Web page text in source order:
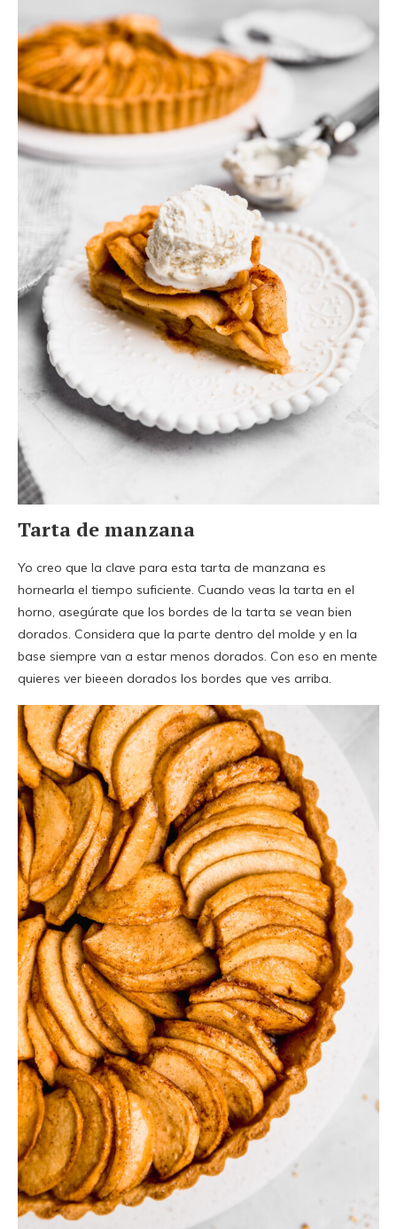
Tarta de manzana
Yo creo que la clave para esta tarta de manzana es
hornearla el tiempo suficiente. Cuando veas la tarta en el
horno, asegúrate que los bordes de la tarta se vean bien
dorados. Considera que la parte dentro del molde y en la
base siempre van a estar menos dorados. Con eso en mente
quieres ver bieeen dorados los bordes que ves arriba.